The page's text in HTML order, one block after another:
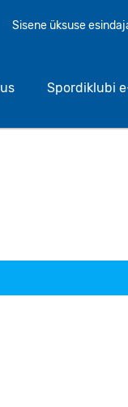
Sisene üksuse
Spordiklubi